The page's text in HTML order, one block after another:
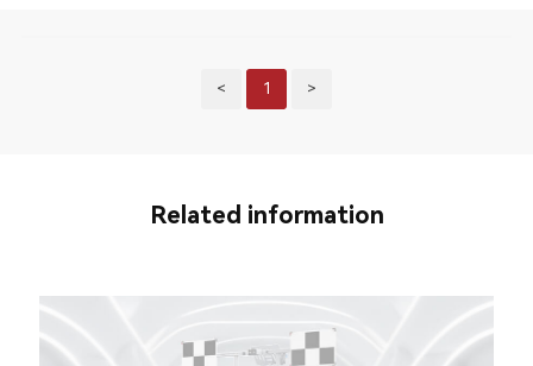
< 1 >
Related information